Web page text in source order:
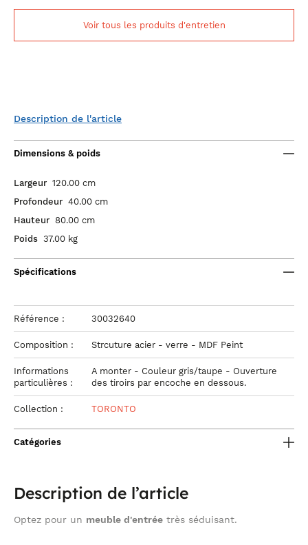
Voir tous les produits d'entretien
Description de l'article
Dimensions & poids
Largeur 120.00 cm
Profondeur 40.00 cm
Hauteur 80.00 cm
Poids 37.00 kg
Spécifications
Référence : 30032640
Composition : Strcuture acier - verre - MDF Peint
Informations
particulières :
A monter - Couleur gris/taupe - Ouverture
des tiroirs par encoche en dessous.
Collection : TORONTO
Catégories
Description de l’article
Optez pour un meuble d'entrée très séduisant.